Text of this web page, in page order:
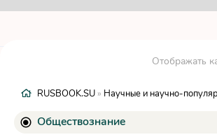
Отображать
RUSBOOK.SU » Научные и научно-
Обществознание